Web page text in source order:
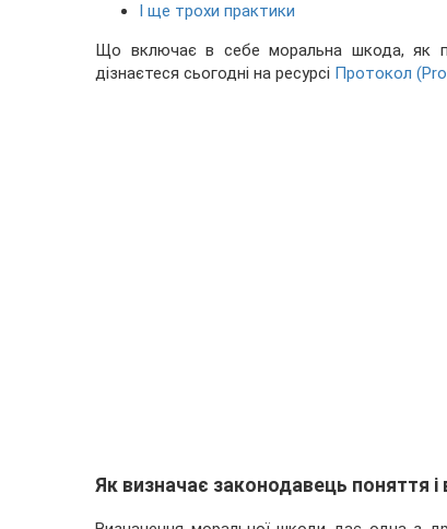
І ще трохи практики
Що включає в себе моральна шкода, як
дізнаєтеся сьогодні на ресурсі Протокол
Як визначає законодавець поняття